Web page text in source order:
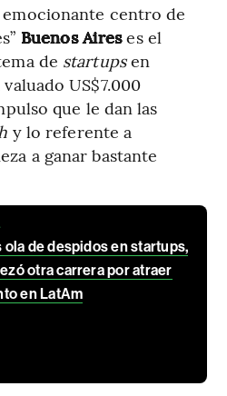
centro de
Buenos Aireses el
de startupsen
US$7.000
que le dan las
y lo referente a
a ganar bastante
ola de despidos en startups,
otra carrera por atraer
en LatAm